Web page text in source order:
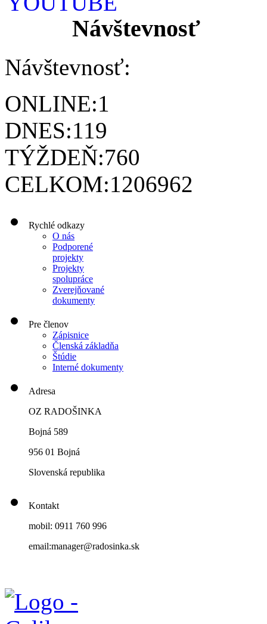
Návštevnosť
Návštevnosť:
ONLINE:1
DNES:119
TÝŽDEŇ:760
CELKOM:1206962
Rychlé odkazy
O nás
Podporené
projekty
Projekty
spolupráce
Zverejňované
dokumenty
Pre členov
Zápisnice
Členská základňa
Štúdie
Interné dokumenty
Adresa
OZ RADOŠINKA
Bojná 589
956 01 Bojná
Slovenská republika
Kontakt
mobil: 0911 760 996
email:manager@radosinka.sk